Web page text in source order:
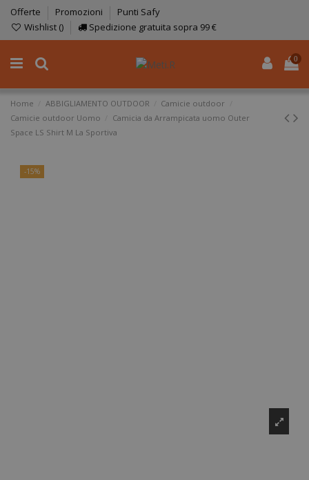
Offerte Promozioni
Punti Safy
Wishlist () Spedizione gratuita sopra 99 €
0
Home ABBIGLIAMENTO OUTDOOR
Camicie outdoor
Camicie outdoor Uomo
Camicia da Arrampicata uomo Outer
Space LS Shirt M La Sportiva
-15%